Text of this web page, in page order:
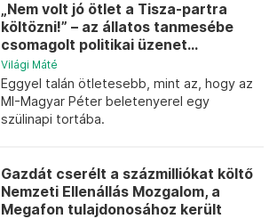
„Nem volt jó ötlet a Tisza-partra
költözni!” – az állatos tanmesébe
csomagolt politikai üzenet...
Világi Máté
Eggyel talán ötletesebb, mint az, hogy az
MI-Magyar Péter beletenyerel egy
szülinapi tortába.
Gazdát cserélt a százmilliókat költő
Nemzeti Ellenállás Mozgalom, a
Megafon tulajdonosához került